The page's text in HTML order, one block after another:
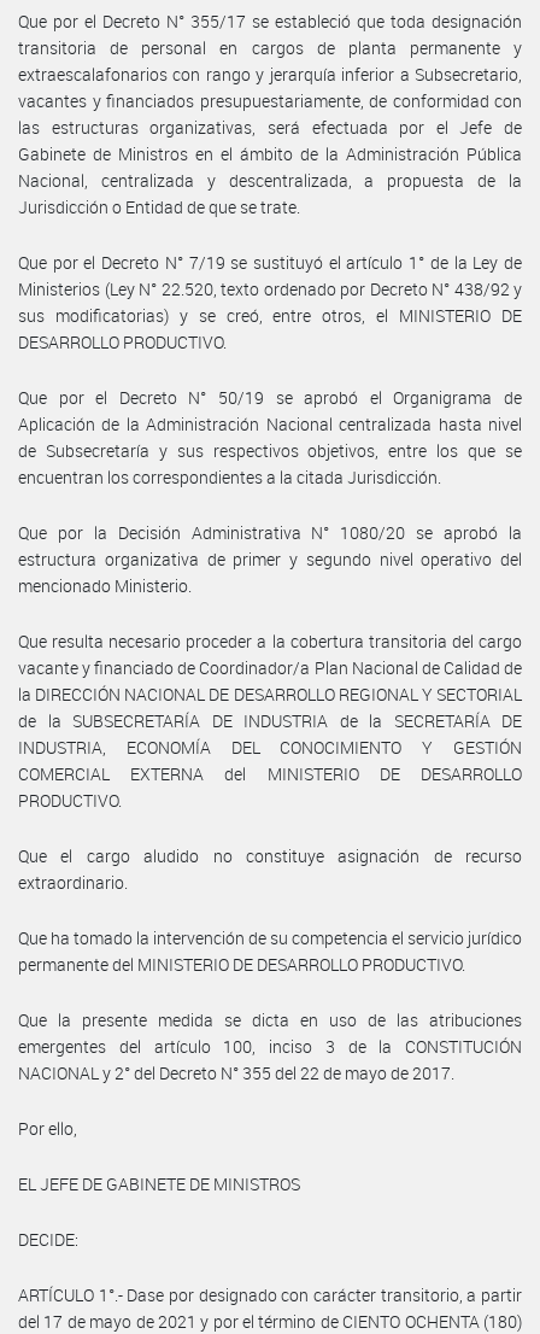
Que por el Decreto N° 355/17 se estableció que toda designación
transitoria de personal en cargos de planta permanente y
extraescalafonarios con rango y jerarquía inferior a Subsecretario,
vacantes y financiados presupuestariamente, de conformidad con
las estructuras organizativas, será efectuada por el Jefe de
Gabinete de Ministros en el ámbito de la Administración Pública
Nacional, centralizada y descentralizada, a propuesta de la
Jurisdicción o Entidad de que se trate.
Que por el Decreto N° 7/19 se sustituyó el artículo 1° de la Ley de
Ministerios (Ley N° 22.520, texto ordenado por Decreto N° 438/92 y
sus modificatorias) y se creó, entre otros, el MINISTERIO DE
DESARROLLO PRODUCTIVO.
Que por el Decreto N° 50/19 se aprobó el Organigrama de
Aplicación de la Administración Nacional centralizada hasta nivel
de Subsecretaría y sus respectivos objetivos, entre los que se
encuentran los correspondientes a la citada Jurisdicción.
Que por la Decisión Administrativa N° 1080/20 se aprobó la
estructura organizativa de primer y segundo nivel operativo del
mencionado Ministerio.
Que resulta necesario proceder a la cobertura transitoria del cargo
vacante y financiado de Coordinador/a Plan Nacional de Calidad de
la DIRECCIÓN NACIONAL DE DESARROLLO REGIONAL Y SECTORIAL
de la SUBSECRETARÍA DE INDUSTRIA de la SECRETARÍA DE
INDUSTRIA, ECONOMÍA DEL CONOCIMIENTO Y GESTIÓN
COMERCIAL EXTERNA del MINISTERIO DE DESARROLLO
PRODUCTIVO.
Que el cargo aludido no constituye asignación de recurso
extraordinario.
Que ha tomado la intervención de su competencia el servicio jurídico
permanente del MINISTERIO DE DESARROLLO PRODUCTIVO.
Que la presente medida se dicta en uso de las atribuciones
emergentes del artículo 100, inciso 3 de la CONSTITUCIÓN
NACIONAL y 2° del Decreto N° 355 del 22 de mayo de 2017.
Por ello,
EL JEFE DE GABINETE DE MINISTROS
DECIDE:
ARTÍCULO 1°.- Dase por designado con carácter transitorio, a partir
del 17 de mayo de 2021 y por el término de CIENTO OCHENTA (180)